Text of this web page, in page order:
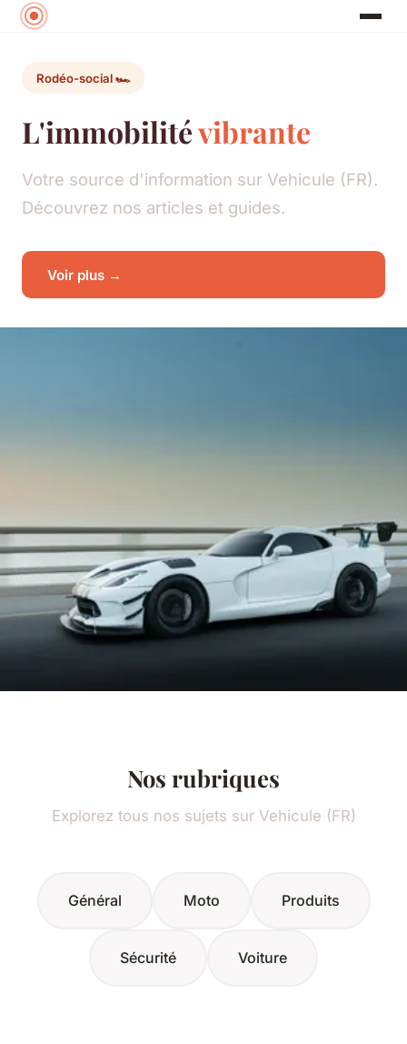
Rodéo-social 🏎️
L'immobilitévibrante
Votre source d'information sur Vehicule (FR).
Découvrez nos articles et guides.
Voir plus →
Nos rubriques
Explorez tous nos sujets sur Vehicule (FR)
Général Moto Produits
Sécurité Voiture